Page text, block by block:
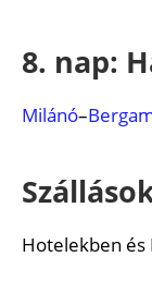
8. nap:
Milánó–
Hotelekben és